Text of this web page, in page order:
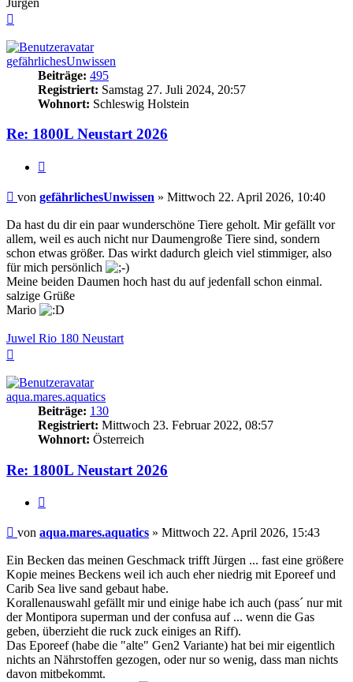
gefährlichesUnwissen
Beiträge: 495
Registriert: Samstag 27. Juli 2024, 20:57
Wohnort: Schleswig Holstein
Re: 1800L Neustart 2026
Beitrag
von gefährlichesUnwissen » Mittwoch 22. April 2026, 10:40
Da hast du dir ein paar wunderschöne Tiere geholt. Mir gefällt vor
allem, weil es auch nicht nur Daumengroße Tiere sind, sondern
schon etwas größer. Das wirkt dadurch gleich viel stimmiger, also
für mich persönlich
Meine beiden Daumen hoch hast du auf jedenfall schon einmal.
salzige Grüße
Mario
Juwel Rio 180 Neustart
aqua.mares.aquatics
Beiträge: 130
Registriert: Mittwoch 23. Februar 2022, 08:57
Wohnort: Österreich
Re: 1800L Neustart 2026
Beitrag
von aqua.mares.aquatics » Mittwoch 22. April 2026, 15:43
Ein Becken das meinen Geschmack trifft Jürgen ... fast eine größere
Kopie meines Beckens weil ich auch eher niedrig mit Eporeef und
Carib Sea live sand gebaut habe.
Korallenauswahl gefällt mir und einige habe ich auch (pass´ nur mit
der Montipora superman und der confusa auf ... wenn die Gas
geben, überzieht die ruck zuck einiges an Riff).
Das Eporeef (habe die "alte" Gen2 Variante) hat bei mir eigentlich
nichts an Nährstoffen gezogen, oder nur so wenig, dass man nichts
davon mitbekommt.